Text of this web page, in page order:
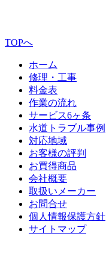
TOPへ
ホーム
修理・工事
料金表
作業の流れ
サービス6ヶ条
水道トラブル事例
対応地域
お客様の評判
お買得商品
会社概要
取扱いメーカー
お問合せ
個人情報保護方針
サイトマップ